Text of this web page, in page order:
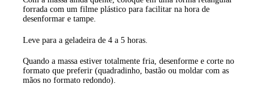
forrada com um filme plástico para facilitar na hora de
desenformar e tampe.
Leve para a geladeira de 4 a 5 horas.
Quando a massa estiver totalmente fria, desenforme e corte no
formato que preferir (quadradinho, bastão ou moldar com as
mãos no formato redondo).